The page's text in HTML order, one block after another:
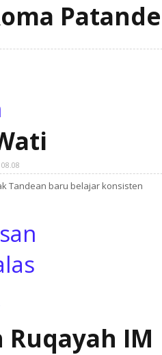
Tandean baru belajar konsisten
Ruqayah IM